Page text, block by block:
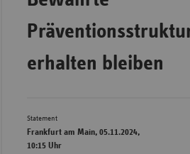
erhalten bleiben
Statement
Frankfurt am Main, 05.11.2024,
10:15 Uhr